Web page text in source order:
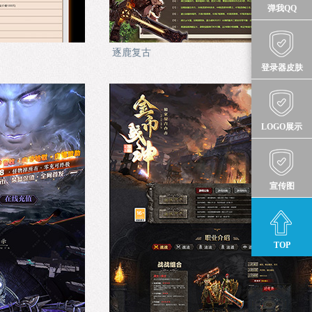
逐鹿复古
弹我QQ
登录器皮肤
LOGO展示
宣传图
TOP